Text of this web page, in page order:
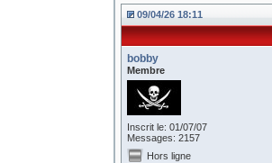
09/04/26 18:11
bobby
Membre
Inscrit le: 01/07/07
Messages: 2157
Hors ligne